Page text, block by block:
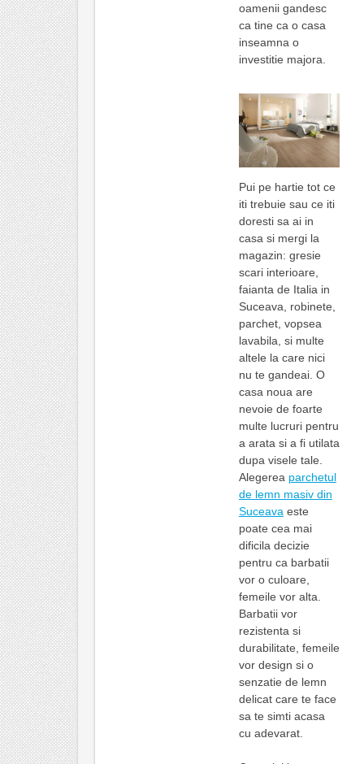
oamenii gandesc
ca tine ca o casa
inseamna o
investitie majora.
Pui pe hartie tot ce
iti trebuie sau ce iti
doresti sa ai in
casa si mergi la
magazin: gresie
scari interioare,
faianta de Italia in
Suceava, robinete,
parchet, vopsea
lavabila, si multe
altele la care nici
nu te gandeai. O
casa noua are
nevoie de foarte
multe lucruri pentru
a arata si a fi utilata
dupa visele tale.
Alegerea parchetul
de lemn masiv din
Suceavaeste
poate cea mai
dificila decizie
pentru ca barbatii
vor o culoare,
femeile vor alta.
Barbatii vor
rezistenta si
durabilitate, femeile
vor design si o
senzatie de lemn
delicat care te face
sa te simti acasa
cu adevarat.